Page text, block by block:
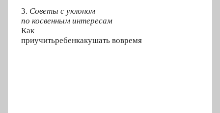
3. Советы с уклоном
по косвенным интересам
Как
приучитьребенкакушать вовремя